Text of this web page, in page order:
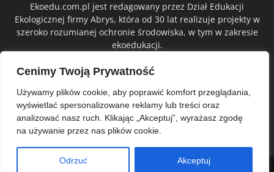
Cenimy Twoją Prywatność
Używamy plików cookie, aby poprawić komfort przeglądania,
wyświetlać spersonalizowane reklamy lub treści oraz
analizować nasz ruch. Klikając „Akceptuj”, wyrażasz zgodę
na używanie przez nas plików cookie.
Odrzuć Akceptuj
Ekoedu.com.pl jest redagowany przez Dział Edukacji
Ekologicznej firmy Abrys, która od 30 lat realizuje projekty w
szeroko rozumianej ochronie środowiska, w tym w zakresie
ekoedukacji.
ŚLEDŹ NAS